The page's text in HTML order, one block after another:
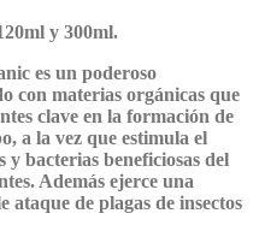
y 300ml.
es un poderoso
con materias orgánicas que
clave en la formación de
a la vez que estimula el
bacterias beneficiosas del
Además ejerce una
ataque de plagas de insectos